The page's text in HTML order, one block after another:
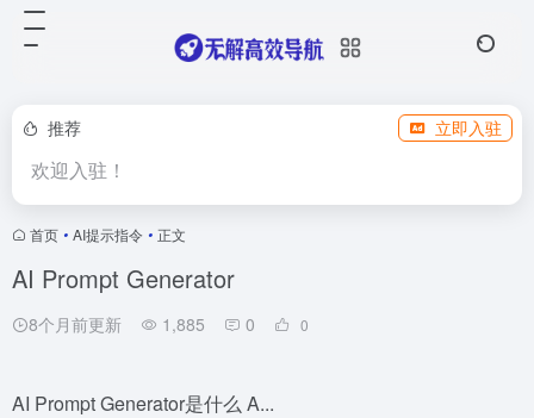
推荐 立即入驻
欢迎入驻！
首页 • AI提示指令 • 正文
AI Prompt Generator
8个月前更新 1,885 0 0
AI Prompt Generator是什么 A...